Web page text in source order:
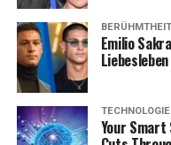
BERÜHMTHEIT
Emilio
Liebesleben
TECHNOLOGIE
Your Smart